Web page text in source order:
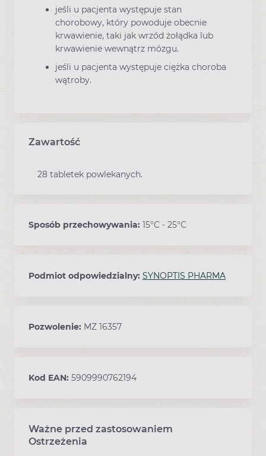
jeśli u pacjenta występuje stan
chorobowy, który powoduje obecnie
krwawienie, taki jak wrzód żołądka lub
krwawienie wewnątrz mózgu.
jeśli u pacjenta występuje ciężka choroba
wątroby.
Zawartość
28 tabletek powlekanych.
Sposób przechowywania: 15°C - 25°C
Podmiot odpowiedzialny: SYNOPTIS PHARMA
Pozwolenie: MZ 16357
Kod EAN: 5909990762194
Ważne przed zastosowaniem
Ostrzeżenia